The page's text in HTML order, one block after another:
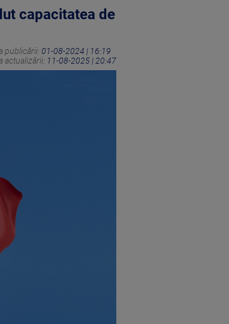
capacitatea de
publicării: 01-08-2024 | 16:19
actualizării: 11-08-2025 | 20:47